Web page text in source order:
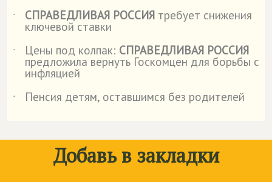
˙
СПРАВЕДЛИВАЯ РОССИЯ требует снижения
ключевой ставки
˙
Цены под колпак: СПРАВЕДЛИВАЯ РОССИЯ
предложила вернуть Госкомцен для борьбы с
инфляцией
˙
Пенсия детям, оставшимся без родителей
Добавь в закладки